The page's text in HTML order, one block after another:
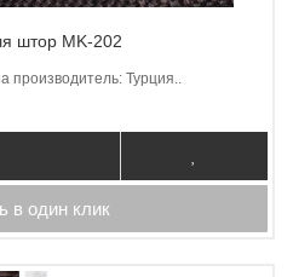
штор MK-202
производитель: Турция..
в один клик